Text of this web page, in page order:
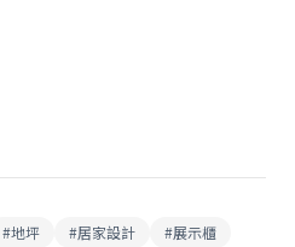
#地坪 #居家設計 #展示櫃